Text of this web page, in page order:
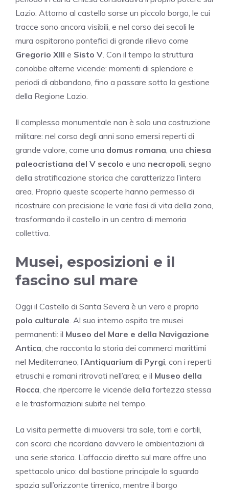
Lazio. Attorno al castello sorse un piccolo borgo, le cui
tracce sono ancora visibili, e nel corso dei secoli le
mura ospitarono pontefici di grande rilievo come
Gregorio XIII e Sisto V. Con il tempo la struttura
conobbe alterne vicende: momenti di splendore e
periodi di abbandono, fino a passare sotto la gestione
della Regione Lazio.
Il complesso monumentale non è solo una costruzione
militare: nel corso degli anni sono emersi reperti di
grande valore, come una domus romana, una chiesa
paleocristiana del V secolo e una necropoli, segno
della stratificazione storica che caratterizza l’intera
area. Proprio queste scoperte hanno permesso di
ricostruire con precisione le varie fasi di vita della zona,
trasformando il castello in un centro di memoria
collettiva.
Musei, esposizioni e il
fascino sul mare
Oggi il Castello di Santa Severa è un vero e proprio
polo culturale. Al suo interno ospita tre musei
permanenti: il Museo del Mare e della Navigazione
Antica, che racconta la storia dei commerci marittimi
nel Mediterraneo; l’Antiquarium di Pyrgi, con i reperti
etruschi e romani ritrovati nell’area; e il Museo della
Rocca, che ripercorre le vicende della fortezza stessa
e le trasformazioni subite nel tempo.
La visita permette di muoversi tra sale, torri e cortili,
con scorci che ricordano davvero le ambientazioni di
una serie storica. L’affaccio diretto sul mare offre uno
spettacolo unico: dal bastione principale lo sguardo
spazia sull’orizzonte tirrenico, mentre il borgo